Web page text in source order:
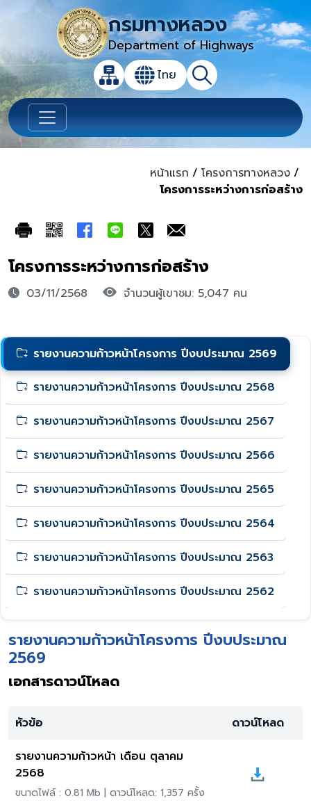
กรมทางหลวง
Department of Highways
แผนผังเว็บไซต์
เปลี่ยนภาษา
ไทย ค้นหา
เปิดกล่องค้นหาข้อมูลหลักของเว็บไซต์
หน้าแรก / โครงการทางหลวง /
โครงการระหว่างการก่อสร้าง
โครงการระหว่างการก่อสร้าง
03/11/2568 จำนวนผู้เขาชม: 5,047 คน
รายงานความก้าวหน้าโครงการ ปีงบประมาณ 2569
รายงานความก้าวหน้าโครงการ ปีงบประมาณ 2568
รายงานความก้าวหน้าโครงการ ปีงบประมาณ 2567
รายงานความก้าวหน้าโครงการ ปีงบประมาณ 2566
รายงานความก้าวหน้าโครงการ ปีงบประมาณ 2565
รายงานความก้าวหน้าโครงการ ปีงบประมาณ 2564
รายงานความก้าวหน้าโครงการ ปีงบประมาณ 2563
รายงานความก้าวหน้าโครงการ ปีงบประมาณ 2562
รายงานความก้าวหน้าโครงการ ปีงบประมาณ
2569
เอกสารดาวน์โหลด
หัวข้อ
ดาวน์โหลด
รายงานความก้าวหน้า เดือน ตุลาคม
2568
ขนาดไฟล์ : 0.81 Mb | ดาวน์โหลด: 1,357 ครั้ง